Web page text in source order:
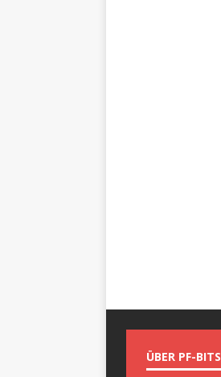
ÜBER PF-BITS